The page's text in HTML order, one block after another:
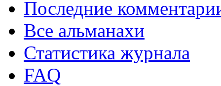
Последние
Все альманахи
Статистика журнала
FAQ